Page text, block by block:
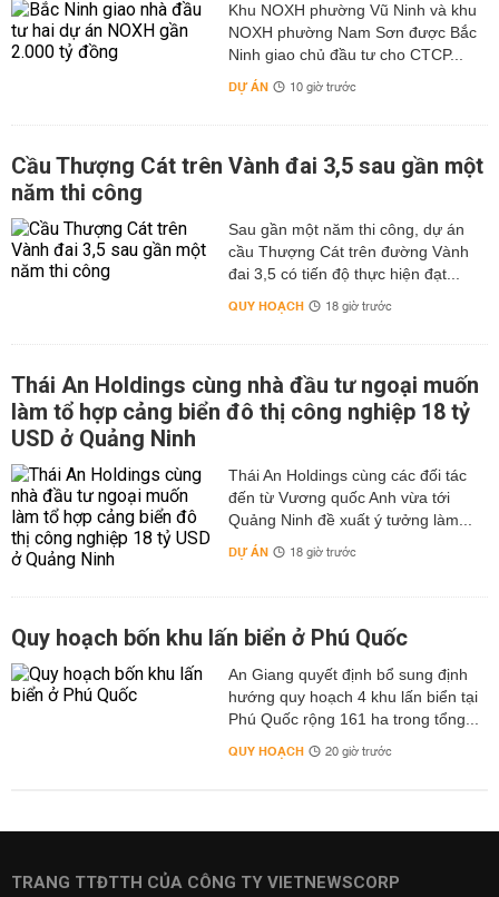
Khu NOXH phường Vũ Ninh và khu
NOXH phường Nam Sơn được Bắc
Ninh giao chủ đầu tư cho CTCP...
DỰ ÁN 10 giờ trước
Cầu Thượng Cát trên Vành đai 3,5 sau gần một
năm thi công
Sau gần một năm thi công, dự án
cầu Thượng Cát trên đường Vành
đai 3,5 có tiến độ thực hiện đạt...
QUY HOẠCH 18 giờ trước
Thái An Holdings cùng nhà đầu tư ngoại muốn
làm tổ hợp cảng biển đô thị công nghiệp 18 tỷ
USD ở Quảng Ninh
Thái An Holdings cùng các đối tác
đến từ Vương quốc Anh vừa tới
Quảng Ninh đề xuất ý tưởng làm...
DỰ ÁN 18 giờ trước
Quy hoạch bốn khu lấn biển ở Phú Quốc
An Giang quyết định bổ sung định
hướng quy hoạch 4 khu lấn biển tại
Phú Quốc rộng 161 ha trong tổng...
QUY HOẠCH 20 giờ trước
TRANG TTĐTTH CỦA CÔNG TY VIETNEWSCORP